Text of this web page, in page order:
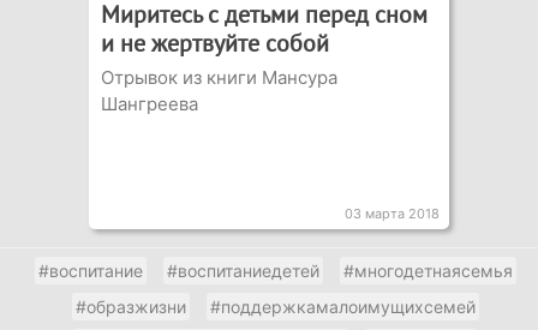
Миритесь с детьми перед сном
и не жертвуйте собой
Отрывок из книги Мансура
Шангреева
03 марта 2018
#воспитание #воспитаниедетей
#многодетнаясемья
#образжизни
#поддержкамалоимущихсемей